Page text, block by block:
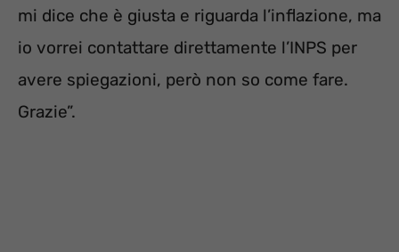
mi dice che è giusta e riguarda l’inflazione, ma
io vorrei contattare direttamente l’INPS per
avere spiegazioni, però non so come fare.
Grazie”.